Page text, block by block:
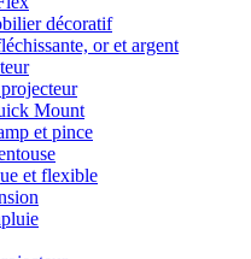
décoratif
or et argent
Mount
et pince
et flexible